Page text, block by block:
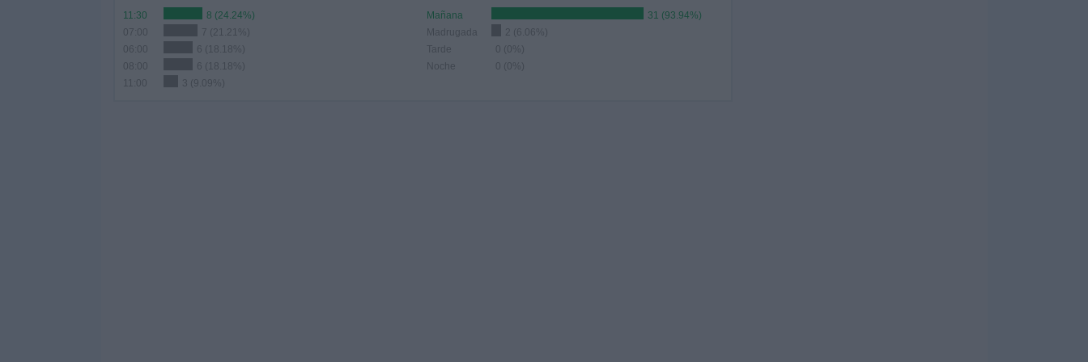
11:30
8 (24.24%)
07:00
7 (21.21%)
06:00
6 (18.18%)
08:00
6 (18.18%)
3 (9.09%)
Mañana
31 (93.94%)
Madrugada
2 (6.06%)
Tarde
0 (0%)
Noche
0 (0%)